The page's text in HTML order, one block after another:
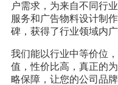
户需求，为来自不同行
服务和广告物料设计制
碑，获得了行业领域内
我们能以行业中等价位
值，性价比高，真正的
略保障，让您的公司品